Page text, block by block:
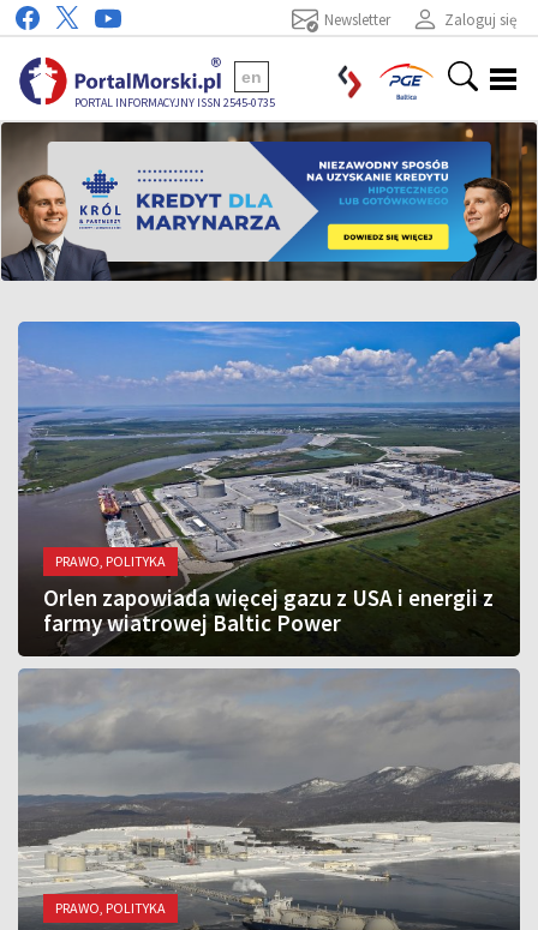
Zaloguj się
Newsletter
PORTAL INFORMACYJNY ISSN 2545-0735
en
PRAWO, POLITYKA
Orlen zapowiada więcej gazu z USA i energii z
farmy wiatrowej Baltic Power
PRAWO, POLITYKA